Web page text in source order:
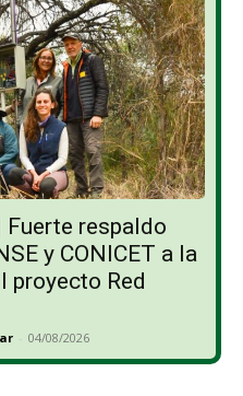
Fuerte respaldo
y CONICET a la
proyecto Red
- 04/08/2026